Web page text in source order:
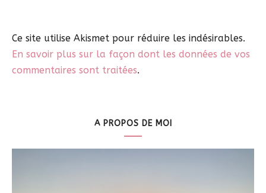
Ce site utilise Akismet pour réduire les indésirables.
En savoir plus sur la façon dont les données de vos
commentaires sont traitées.
A PROPOS DE MOI